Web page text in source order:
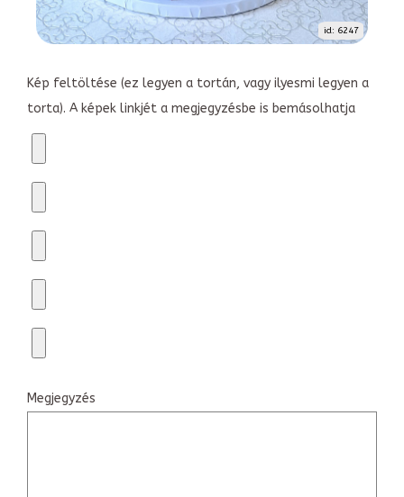
id: 6247
Kép feltöltése (ez legyen a tortán, vagy ilyesmi legyen a
torta). A képek linkjét a megjegyzésbe is bemásolhatja
Megjegyzés